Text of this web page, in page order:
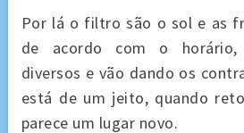
Por lá o filtro são o sol e as
de acordo com o horário,
diversos e vão dando os
está de um jeito, quando
parece um lugar novo.